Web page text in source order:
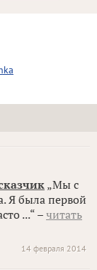
„Мы с
Я была первой
...“ – читать
14 февраля 2014